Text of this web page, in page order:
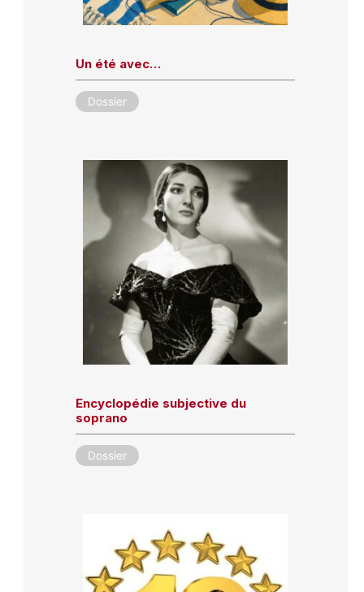
Un été avec…
Dossier
Encyclopédie subjective du
soprano
Dossier